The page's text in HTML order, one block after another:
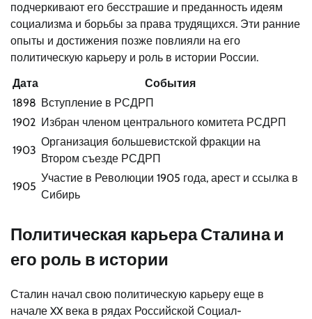
подчеркивают его бесстрашие и преданность идеям
социализма и борьбы за права трудящихся. Эти ранние
опыты и достижения позже повлияли на его
политическую карьеру и роль в истории России.
Дата
События
1898 Вступление в РСДРП
1902 Избран членом центрального комитета РСДРП
1903
Организация большевистской фракции на
Втором съезде РСДРП
1905
Участие в Революции 1905 года, арест и ссылка в
Сибирь
Политическая карьера Сталина и
его роль в истории
Сталин начал свою политическую карьеру еще в
начале XX века в рядах Российской Социал-